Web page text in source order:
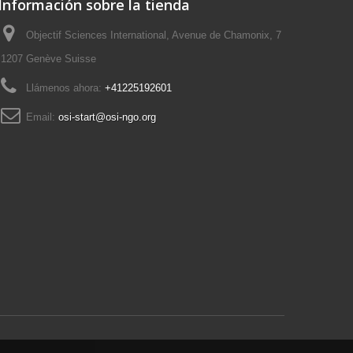
Información sobre la tienda
Objectif Sciences International, Avenue de Chamonix, 7
1207 Genève Suisse
Llámenos ahora: +41225192601
Email: osi-start@osi-ngo.org